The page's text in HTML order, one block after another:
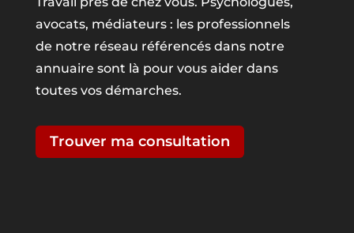
avocats, médiateurs : les professionnels
de notre réseau référencés dans notre
annuaire sont là pour vous aider dans
toutes vos démarches.
Trouver ma consultation